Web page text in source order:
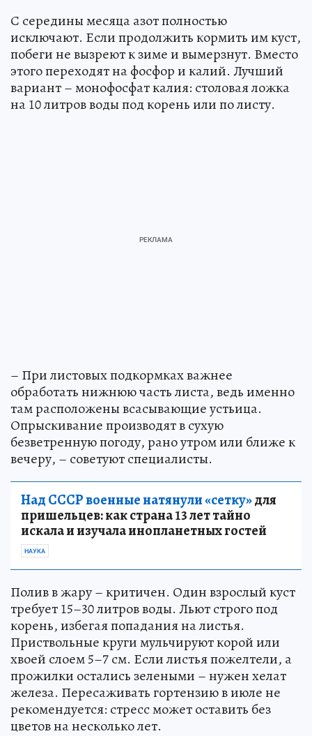
С середины месяца азот полностью
исключают. Если продолжить кормить им куст,
побеги не вызреют к зиме и вымерзнут. Вместо
этого переходят на фосфор и калий. Лучший
вариант – монофосфат калия: столовая ложка
на 10 литров воды под корень или по листу.
– При листовых подкормках важнее
обработать нижнюю часть листа, ведь именно
там расположены всасывающие устьица.
Опрыскивание производят в сухую
безветренную погоду, рано утром или ближе к
вечеру, – советуют специалисты.
Над СССР военные натянули «сетку»для
пришельцев: как страна 13 лет тайно
искала и изучала инопланетных гостей
НАУКА
Полив в жару – критичен. Один взрослый куст
требует 15–30 литров воды. Льют строго под
корень, избегая попадания на листья.
Приствольные круги мульчируют корой или
хвоей слоем 5–7 см. Если листья пожелтели, а
прожилки остались зелеными – нужен хелат
железа. Пересаживать гортензию в июле не
рекомендуется: стресс может оставить без
цветов на несколько лет.